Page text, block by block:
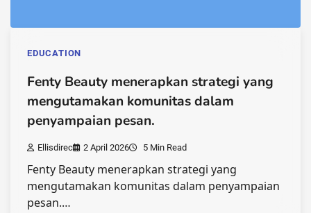
EDUCATION
Fenty Beauty menerapkan strategi yang
mengutamakan komunitas dalam
penyampaian pesan.
Ellisdirec 2 April 2026 5 Min Read
Fenty Beauty menerapkan strategi yang
mengutamakan komunitas dalam penyampaian
pesan.…